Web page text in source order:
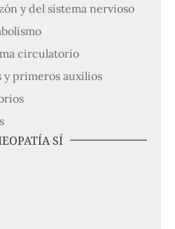
y del sistema nervioso
circulatorio
y primeros auxilios
SÍ